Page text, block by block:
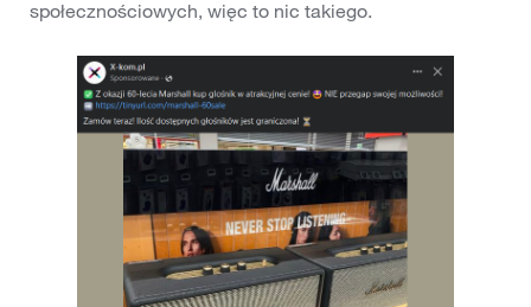
społecznościowych, więc to nic takiego.